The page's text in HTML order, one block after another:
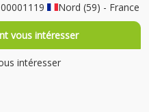
Nord (59) - France
vous intéresser
intéresser